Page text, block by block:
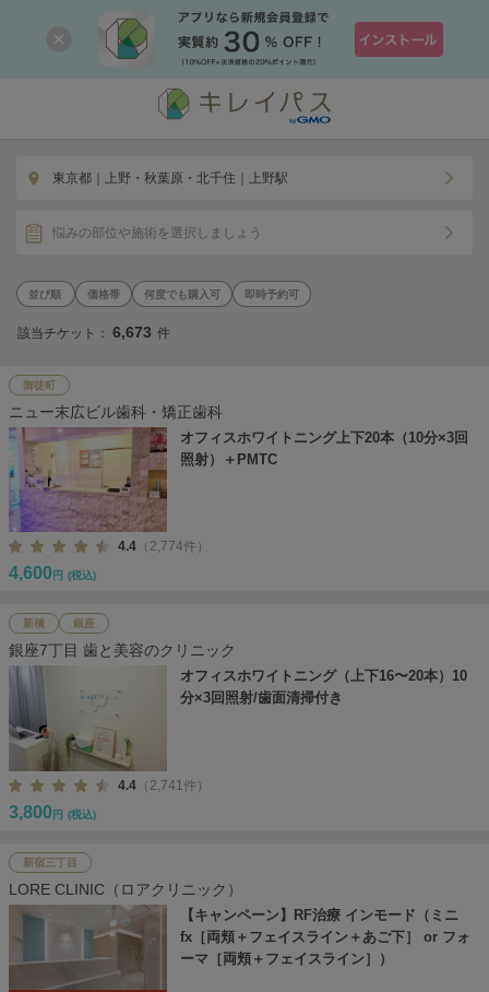
東京都｜上野・秋葉原・北千住｜上野駅
悩みの部位や施術を選択しましょう
価格帯 何度でも購入可 即時予約可
該当チケット： 6,673 件
御徒町
ニュー末広ビル歯科・矯正歯科
オフィスホワイトニング上下20本（10分×3回
照射）＋PMTC
4.4 （2,774件）
4,600 円 (税込)
新橋 銀座
銀座7丁目 歯と美容のクリニック
オフィスホワイトニング（上下16〜20本）10
分×3回照射/歯面清掃付き
4.4 （2,741件）
3,800 円 (税込)
新宿三丁目
LORE CLINIC（ロアクリニック）
【キャンペーン】RF治療 インモード（ミニ
fx［両頬＋フェイスライン＋あご下］ or フォ
ーマ［両頬＋フェイスライン］）